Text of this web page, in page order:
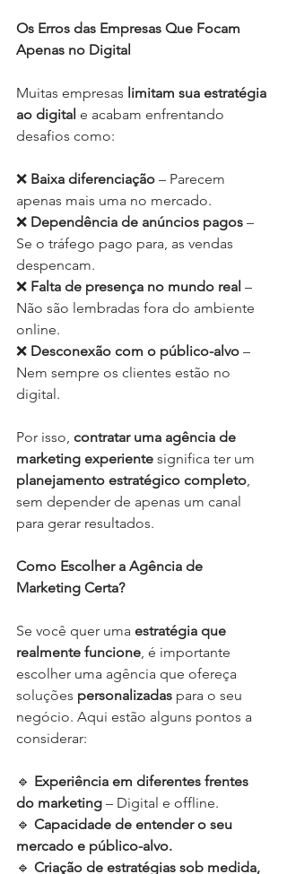
Os Erros das Empresas Que Focam
Apenas no Digital
Muitas empresas limitam sua estratégia
ao digital e acabam enfrentando
desafios como:
❌ Baixa diferenciação – Parecem
apenas mais uma no mercado.
❌ Dependência de anúncios pagos –
Se o tráfego pago para, as vendas
despencam.
❌ Falta de presença no mundo real –
Não são lembradas fora do ambiente
online.
❌ Desconexão com o público-alvo –
Nem sempre os clientes estão no
digital.
Por isso, contratar uma agência de
marketing experiente significa ter um
planejamento estratégico completo,
sem depender de apenas um canal
para gerar resultados.
Como Escolher a Agência de
Marketing Certa?
Se você quer uma estratégia que
realmente funcione, é importante
escolher uma agência que ofereça
soluções personalizadas para o seu
negócio. Aqui estão alguns pontos a
considerar:
🔹 Experiência em diferentes frentes
do marketing – Digital e offline.
🔹 Capacidade de entender o seu
mercado e público-alvo.
🔹 Criação de estratégias sob medida,